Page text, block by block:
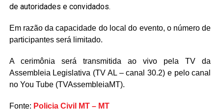
de autoridades e convidados.
Em razão da capacidade do local do evento, o número de
participantes será limitado.
A cerimônia será transmitida ao vivo pela TV da
Assembleia Legislativa (TV AL – canal 30.2) e pelo canal
no You Tube (TVAssembleiaMT).
Fonte: Policia Civil MT – MT